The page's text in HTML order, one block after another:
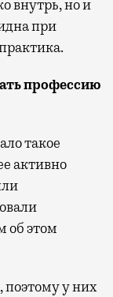
внутрь, но и
при
профессию
такое
активно
об этом
у них